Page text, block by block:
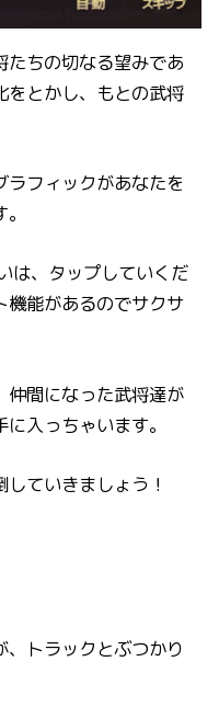
たちの切なる望みであ
をとかし、もとの武将
フィックがあなたを
は、タップしていくだ
機能があるのでサクサ
仲間になった武将達が
入っちゃいます。
ていきましょう！
、トラックとぶつかり